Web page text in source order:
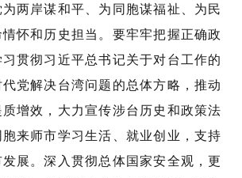
两岸谋和平、为同胞谋福祉、为民
怀和历史担当。要牢牢把握正确政
贯彻习近平总书记关于对台工作的
党解决台湾问题的总体方略，推动
增效，大力宣传涉台历史和政策法
来师市学习生活、就业创业，支持
展。深入贯彻总体国家安全观，更